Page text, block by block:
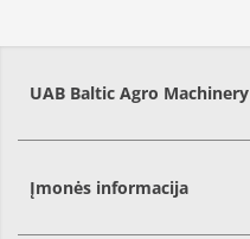
UAB Baltic Agro Machinery
Vilniaus r.
Įmonės informacija